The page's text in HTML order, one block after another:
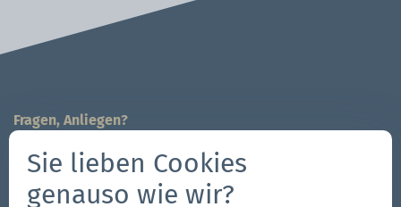
Fragen, Anliegen?
704-312-1600
Kontaktieren Sie uns
Sie lieben Cookies
genauso wie wir?